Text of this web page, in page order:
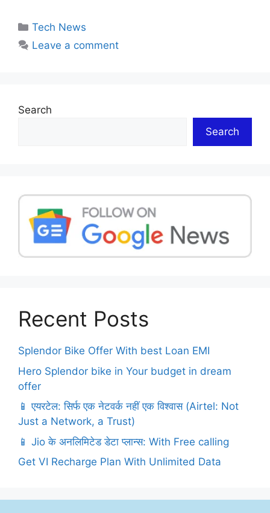
Categories
Tech News
Leave a comment
Search
Search
Recent Posts
Splendor Bike Offer With best Loan EMI
Hero Splendor bike in Your budget in dream
offer
📱 एयरटेल: सिर्फ एक नेटवर्क नहीं एक विश्वास (Airtel: Not
Just a Network, a Trust)
📱 Jio के अनलिमिटेड डेटा प्लान्स: With Free calling
Get VI Recharge Plan With Unlimited Data